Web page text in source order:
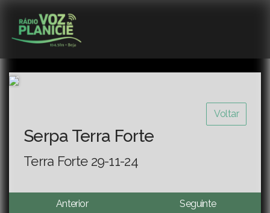
Voltar
Serpa Terra Forte
Terra Forte 29-11-24
Anterior Seguinte